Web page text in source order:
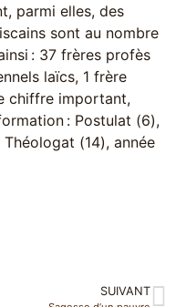
parmi elles, des
sont au nombre
: 37 frères profès
laïcs, 1 frère
chiffre important,
: Postulat (6),
(14), année
SUIVANT